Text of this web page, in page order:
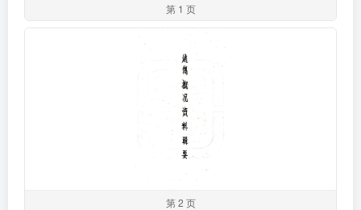
第 1 页
第 2 页